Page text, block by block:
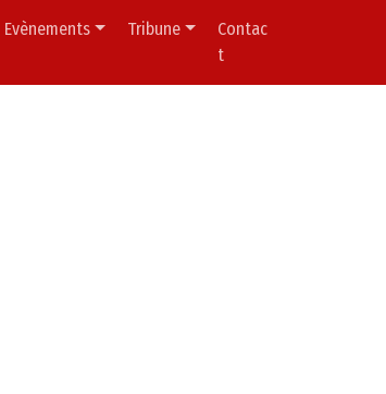
Evènements Tribune
Contac
t